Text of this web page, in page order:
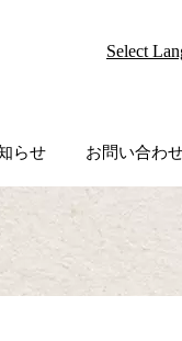
らせ お問い合わ
Select